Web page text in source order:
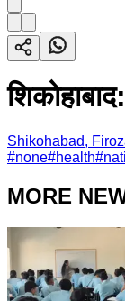
Shikohabad,
#none#health#
MORE